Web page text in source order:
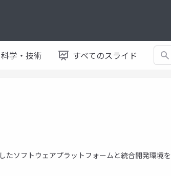
科学・技術 すべてのスライド 検索
ソフトウェアプラットフォームと統合開発環境を